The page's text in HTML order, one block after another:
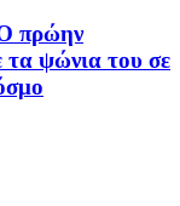
πρώην
τα ψώνια του σε